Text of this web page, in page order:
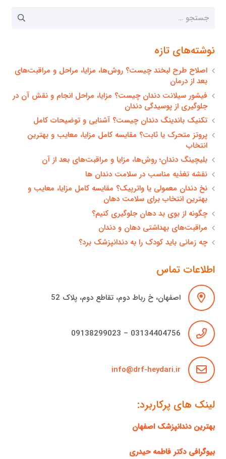
جستجو
نوشته‌های تازه
اصلاح طرح لبخند چیست؟ روش‌ها، مزایا، مراحل و مراقبت‌های
بعد از درمان
فیشور سیلانت دندان چیست؟ مزایا، مراحل انجام و نقش آن در
جلوگیری از پوسیدگی دندان
تکنیک باندینگ دندان چیست؟ آشنایی و توضیحات کامل
پروتز متحرک یا ثابت؟ مقایسه کامل مزایا، معایب و بهترین
انتخاب
بلیچینگ دندان؛ روش‌ها، مزایا و مراقبت‌های بعد از آن
نقشه تغذیه مناسب در سلامت دندان ها
نخ دندان معمولی یا واترپیک؟ مقایسه کامل مزایا، معایب و
بهترین انتخاب برای سلامت دهان
چگونه از بوی بد دهان جلوگیری کنیم؟
مراقبت‌های بهداشتی دهان و دندان
چه زمانی باید کودک را به دندانپزشک برد؟
اطلاعات تماس
اصفهان، خ رباط دوم، تقاطع دوم، پلاک 52
03134404756 – 09138299023
info@drf-heydari.ir
لینک های پرکاربرد:
بهترین دندانپزشک اصفهان
بیوگرافی دکتر فاطمه حیدری